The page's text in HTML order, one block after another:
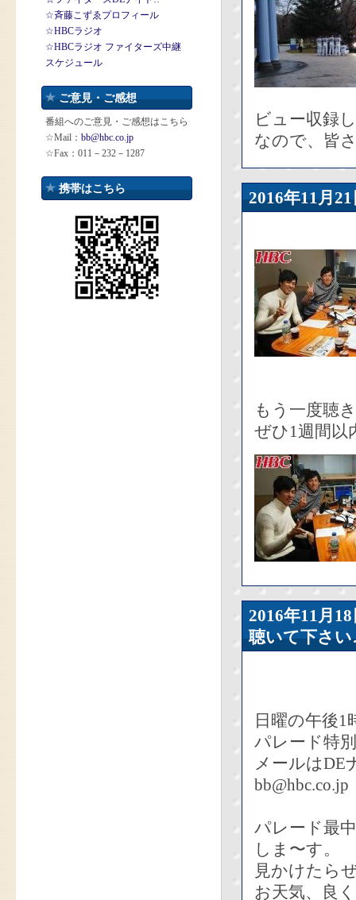
☆斉藤こずゑプロフィール
☆HBCラジオ
☆HBCラジオ ファイターズ中継
スケジュール
ご意見・ご感想
番組へのご意見・ご感想はこちら
☆Mail： bb@hbc.co.jp
☆Fax：011－232－1287
携帯はこちら
ビュー収録
なので、皆
2016年11
もう一度聴
ぜひ1週間以
2016年11
聴いて下さい
日曜の午後
パレード特
メールはDE
bb@hbc.co.jp
パレード最
しま〜す。
見かけたら
お天気、良